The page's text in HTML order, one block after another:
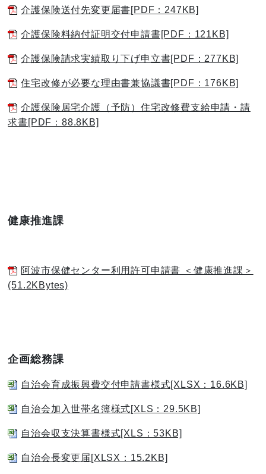
介護保険送付先変更届書[PDF：247KB]
介護保険料納付証明交付申請書[PDF：121KB]
介護保険請求実績取り下げ申立書[PDF：277KB]
住宅改修が必要な理由書兼協議書[PDF：176KB]
介護保険居宅介護（予防）住宅改修費支給申請・請
求書[PDF：88.8KB]
健康推進課
阿波市保健センター利用許可申請書 ＜健康推進課＞
(51.2KBytes)
企画総務課
自治会育成振興費交付申請書様式[XLSX：16.6KB]
自治会加入世帯名簿様式[XLS：29.5KB]
自治会収支決算書様式[XLS：53KB]
自治会長変更届[XLSX：15.2KB]